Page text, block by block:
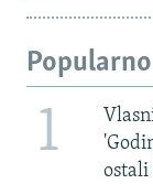
Popularno
1
ostali